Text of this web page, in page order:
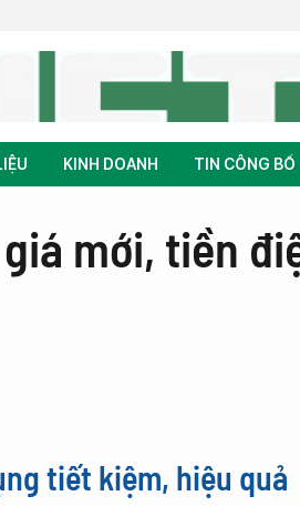
KINH DOANH TIN CÔNG BỐ
mới, tiền
tiết kiệm, hiệu quả